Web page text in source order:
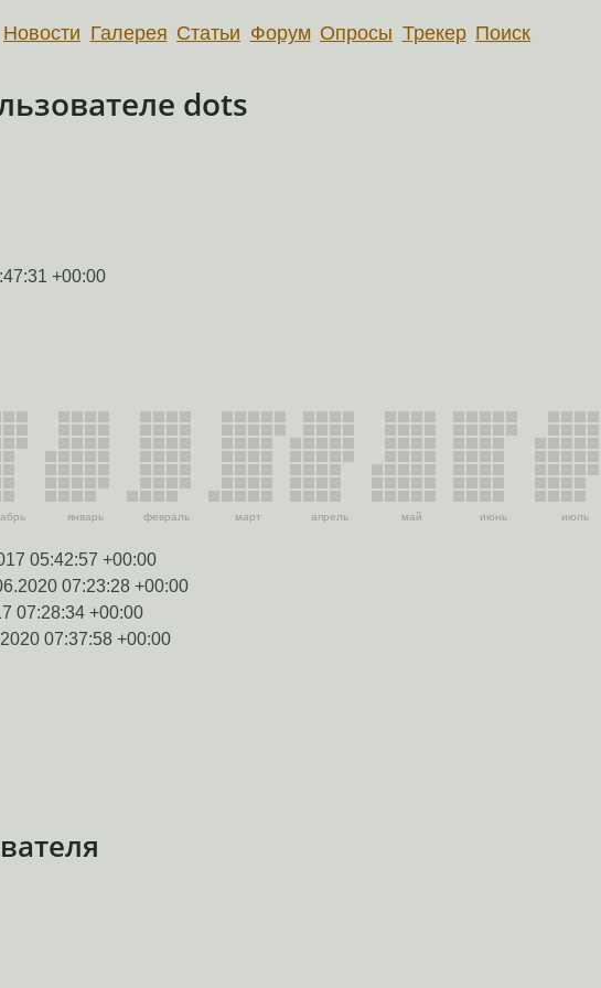
Новости Галерея Статьи Форум Опросы Трекер Поиск
dots
+00:00
январь февраль март апрель май июнь июль
05:42:57 +00:00
07:23:28 +00:00
07:28:34 +00:00
07:37:58 +00:00